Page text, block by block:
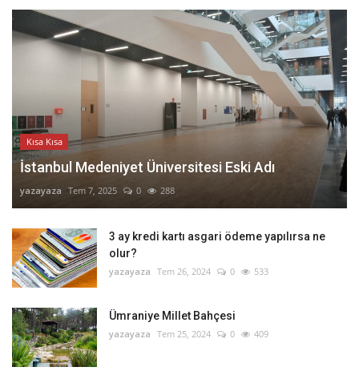
Kısa Kısa
İstanbul Medeniyet Üniversitesi Eski Adı
yazayaza Tem 7, 2025 0 288
3 ay kredi kartı asgari ödeme yapılırsa ne
olur?
yazayaza Tem 26, 2024 0 533
Ümraniye Millet Bahçesi
yazayaza Tem 25, 2024 0 409